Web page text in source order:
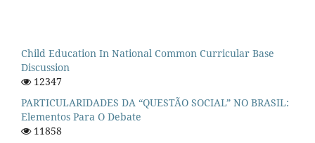
Child Education In National Common Curricular Base
Discussion
12347
PARTICULARIDADES DA “QUESTÃO SOCIAL” NO BRASIL:
Elementos Para O Debate
11858